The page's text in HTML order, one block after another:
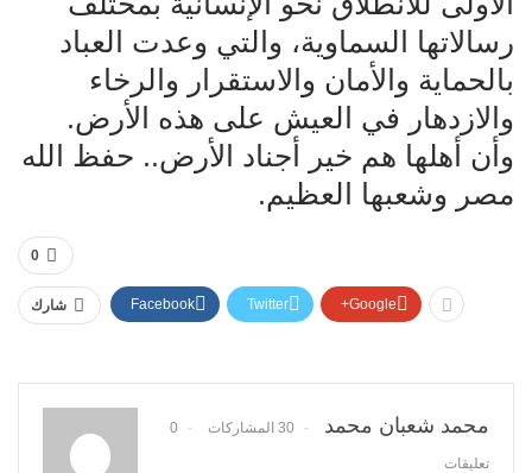
رسالاتها السماوية، والتي وعدت العباد
بالحماية والأمان والاستقرار والرخاء
والازدهار في العيش على هذه الأرض.
وأن أهلها هم خير أجناد الأرض.. حفظ الله
مصر وشعبها العظيم.
0
شارك Facebook Twitter Google+
محمد شعبان محمد 30 المشاركات 0
تعليقات